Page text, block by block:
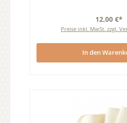
12,00 €*
Preise inkl. MwSt. zzgl.
In den